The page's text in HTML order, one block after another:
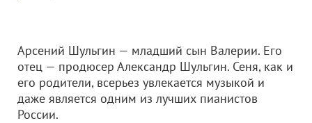
Арсений Шульгин — младший сын Валерии. Его
отец — продюсер Александр Шульгин. Сеня, как и
его родители, всерьез увлекается музыкой и
даже является одним из лучших пианистов
России.